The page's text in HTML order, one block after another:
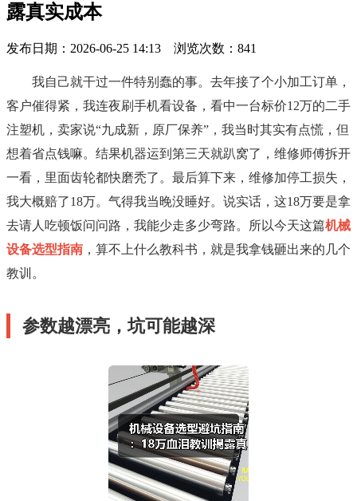
露真实成本
发布日期：2026-06-25 14:13 浏览次数： 841
我自己就干过一件特别蠢的事。去年接了个小加工订单，
客户催得紧，我连夜刷手机看设备，看中一台标价12万的二手
注塑机，卖家说“九成新，原厂保养”，我当时其实有点慌，但
想着省点钱嘛。结果机器运到第三天就趴窝了，维修师傅拆开
一看，里面齿轮都快磨秃了。最后算下来，维修加停工损失，
我大概赔了18万。气得我当晚没睡好。说实话，这18万要是拿
去请人吃顿饭问问路，我能少走多少弯路。所以今天这篇机械
设备选型指南 ，算不上什么教科书，就是我拿钱砸出来的几个
教训。
参数越漂亮，坑可能越深